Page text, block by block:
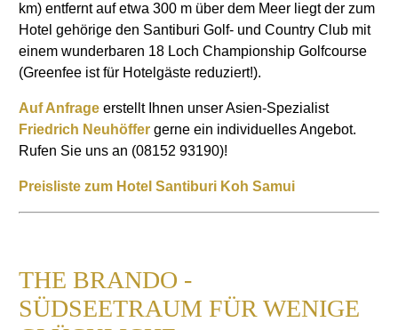
km) entfernt auf etwa 300 m über dem Meer liegt der zum
Hotel gehörige den Santiburi Golf- und Country Club mit
einem wunderbaren 18 Loch Championship Golfcourse
(Greenfee ist für Hotelgäste reduziert!).
Auf Anfrage erstellt Ihnen unser Asien-Spezialist
Friedrich Neuhöffer gerne ein individuelles Angebot.
Rufen Sie uns an (08152 93190)!
Preisliste zum Hotel Santiburi Koh Samui
THE BRANDO -
SÜDSEETRAUM FÜR WENIGE